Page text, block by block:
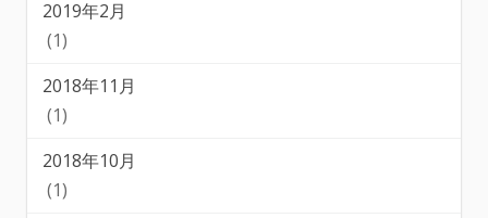
2019年2月
(1)
2018年11月
(1)
2018年10月
(1)